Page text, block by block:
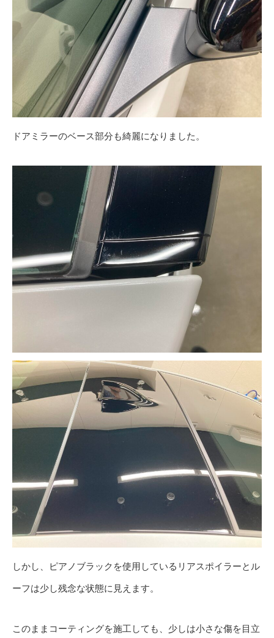
ドアミラーのベース部分も綺麗になりました。
しかし、ピアノブラックを使用しているリアスポイラーとル
ーフは少し残念な状態に見えます。
このままコーティングを施工しても、少しは小さな傷を目立